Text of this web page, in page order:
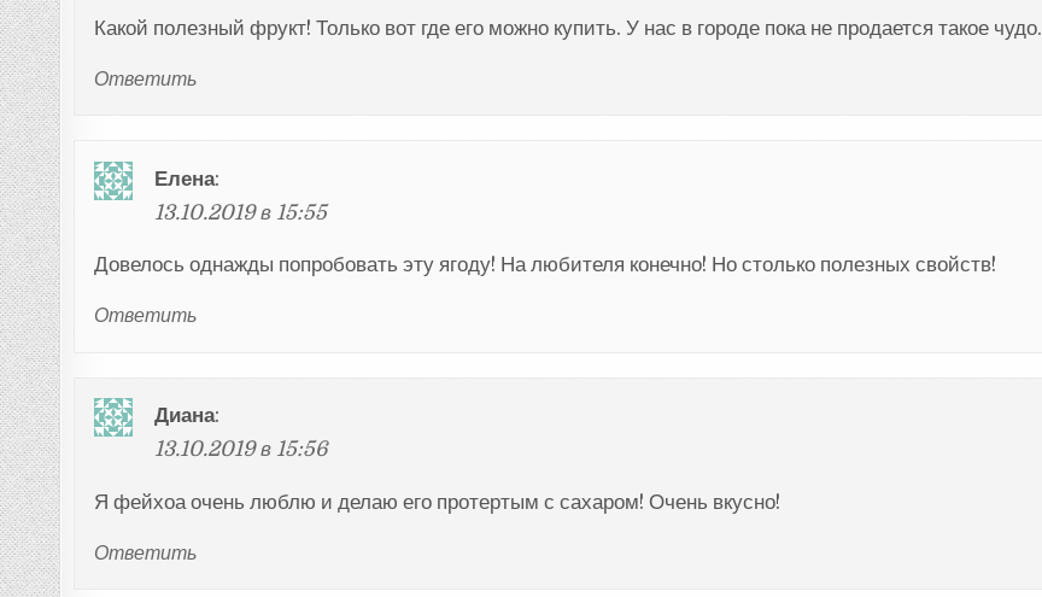
Какой полезный фрукт! Только вот где его можно купить. У нас в городе пока не продается такое чудо.
Ответить
Елена:
13.10.2019 в 15:55
Довелось однажды попробовать эту ягоду! На любителя конечно! Но столько полезных свойств!
Ответить
Диана:
13.10.2019 в 15:56
Я фейхоа очень люблю и делаю его протертым с сахаром! Очень вкусно!
Ответить